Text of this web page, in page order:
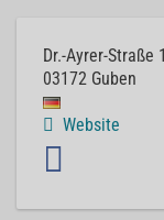
Dr.-Ayrer-Straße
03172 Guben
Website